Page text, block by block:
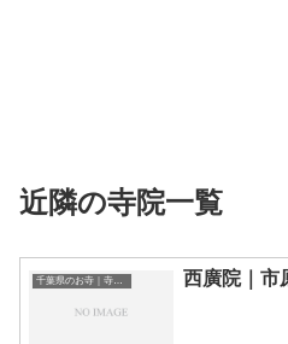
近隣の寺院一覧
千葉県のお寺｜寺院一覧 西廣院｜市